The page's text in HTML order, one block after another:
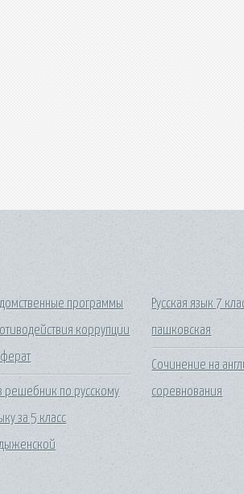
программы
коррупции
решебник по русскому
за 5 класс
Русская язык 7
пашковская
Сочинение на
соревнования